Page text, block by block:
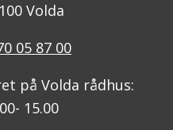
Volda
05 87 00
på Volda rådhus:
15.00